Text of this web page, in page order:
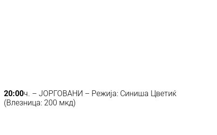
20:00ч. – ЈОРГОВАНИ – Режија: Синиша Цветиќ
(Влезница: 200 мкд)